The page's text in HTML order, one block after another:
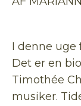
I denne uge
Det er en
Timothée
musiker.